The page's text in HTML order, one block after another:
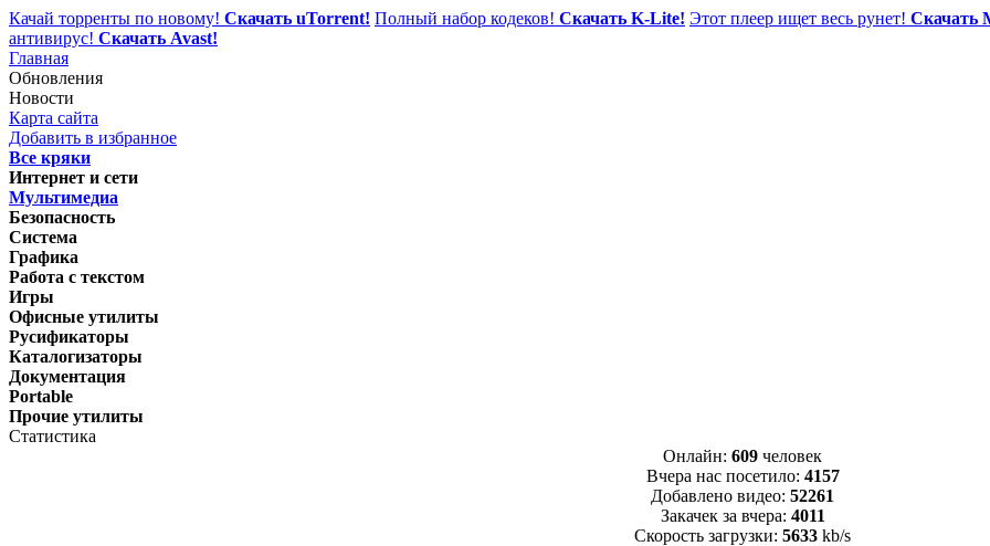
Качай торренты по новому! Скачать uTorrent! Полный набор кодеков! Скачать K-Lite! Этот плеер ищет весь рунет! Скачать
антивирус! Скачать Avast!
Главная
Обновления
Новости
Карта сайта
Добавить в избранное
Все кряки
Интернет и сети
Мультимедиа
Безопасность
Система
Графика
Работа с текстом
Игры
Офисные утилиты
Русификаторы
Каталогизаторы
Документация
Portable
Прочие утилиты
Статистика
Онлайн: 609 человек
Вчера нас посетило: 4157
Добавлено видео: 52261
Закачек за вчера: 4011
Скорость загрузки: 5633 kb/s